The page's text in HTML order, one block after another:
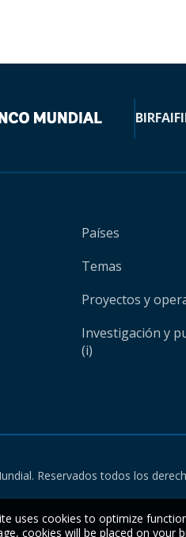
BIRFAIF
Países
Temas
Proyectos y
Investigación y
(i)
Reservados todos los
uses cookies to optimize
cookies will be placed on your